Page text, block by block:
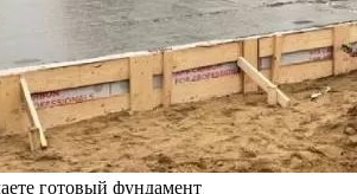
готовый фундамент